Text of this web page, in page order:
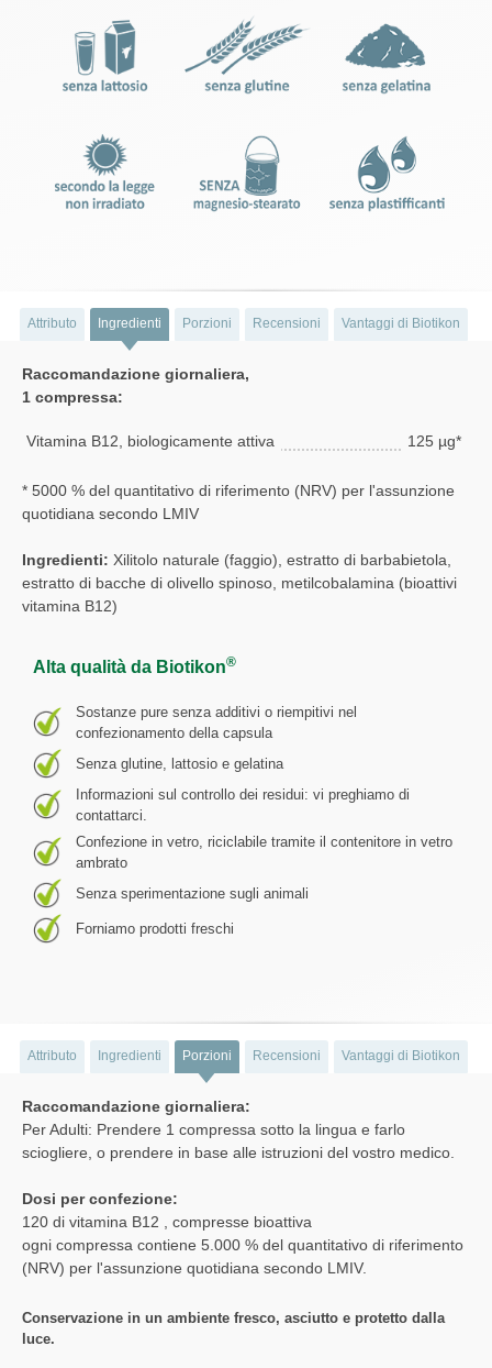
Attributo Ingredienti Porzioni Recensioni Vantaggi di Biotikon
Raccomandazione giornaliera,
1 compressa:
Vitamina B12, biologicamente attiva 125 µg*
* 5000 % del quantitativo di riferimento (NRV) per l'assunzione
quotidiana secondo LMIV
Ingredienti: Xilitolo naturale (faggio), estratto di barbabietola,
estratto di bacche di olivello spinoso, metilcobalamina (bioattivi
vitamina B12)
Alta qualità da Biotikon®
Sostanze pure senza additivi o riempitivi nel
confezionamento della capsula
Senza glutine, lattosio e gelatina
Informazioni sul controllo dei residui: vi preghiamo di
contattarci.
Confezione in vetro, riciclabile tramite il contenitore in vetro
ambrato
Senza sperimentazione sugli animali
Forniamo prodotti freschi
Attributo Ingredienti Porzioni Recensioni Vantaggi di Biotikon
Raccomandazione giornaliera:
Per Adulti: Prendere 1 compressa sotto la lingua e farlo
sciogliere, o prendere in base alle istruzioni del vostro medico.
Dosi per confezione:
120 di vitamina B12 , compresse bioattiva
ogni compressa contiene 5.000 % del quantitativo di riferimento
(NRV) per l'assunzione quotidiana secondo LMIV.
Conservazione in un ambiente fresco, asciutto e protetto dalla
luce.